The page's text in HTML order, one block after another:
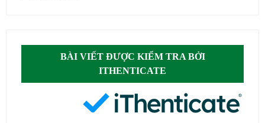
BÀI VIẾT ĐƯỢC KIỂM TRA BỞI
ITHENTICATE